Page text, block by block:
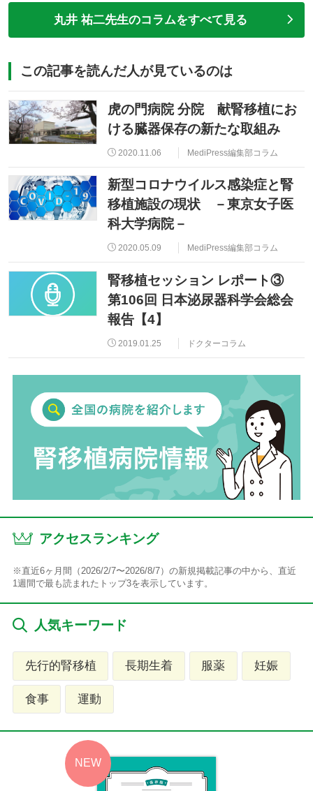
丸井 祐二先生のコラムをすべて見る
この記事を読んだ人が見ているのは
虎の門病院 分院 献腎移植にお
ける臓器保存の新たな取組み
2020.11.06 MediPress編集部コラム
新型コロナウイルス感染症と腎
移植施設の現状 －東京女子医
科大学病院－
2020.05.09 MediPress編集部コラム
腎移植セッション レポート③
第106回 日本泌尿器科学会総会
報告【4】
2019.01.25 ドクターコラム
アクセスランキング
※直近6ヶ月間（2026/2/7〜2026/8/7）の新規掲載記事の中から、直近
1週間で最も読まれたトップ3を表示しています。
人気キーワード
先行的腎移植 長期生着 服薬 妊娠
食事 運動